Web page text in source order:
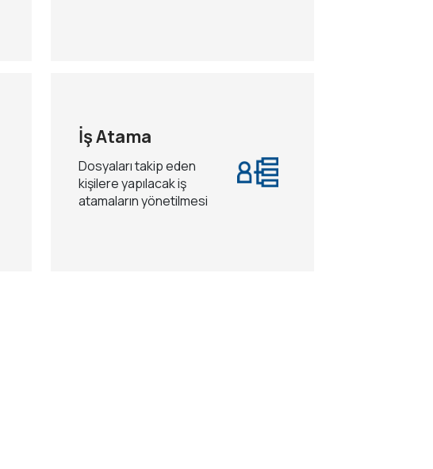
İş Atama
Dosyaları takip eden
kişilere yapılacak iş
atamaların yönetilmesi